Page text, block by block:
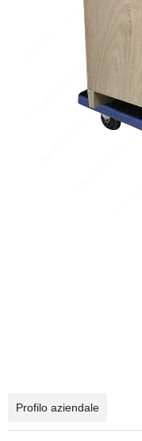
Profilo aziendale